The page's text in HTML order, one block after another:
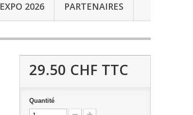
EXPO 2026 PARTENAIRES
29.50 CHF TTC
Quantité